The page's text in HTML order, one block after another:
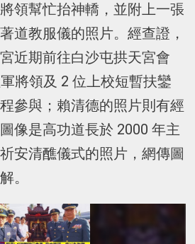
領幫忙抬神轎，並附上一張
道教服儀的照片。經查證，
近期前往白沙屯拱天宮會
將領及 2 位上校短暫扶鑾
參與；賴清德的照片則有經
像是高功道長於 2000 年主
安清醮儀式的照片，網傳圖
。